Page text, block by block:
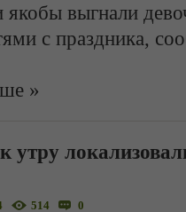
якобы выгнали
с праздника,
»
утру
514 0